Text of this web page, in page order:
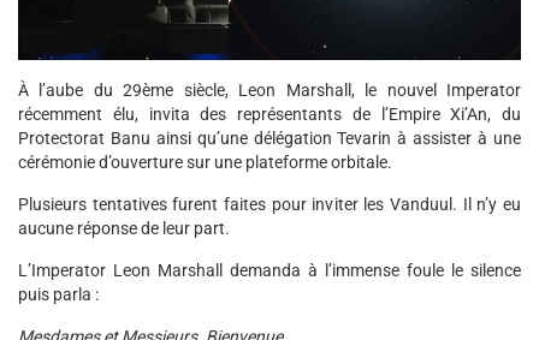
À l’aube du 29ème siècle, Leon Marshall, le nouvel Imperator
récemment élu, invita des représentants de l’Empire Xi’An, du
Protectorat Banu ainsi qu’une délégation Tevarin à assister à une
cérémonie d’ouverture sur une plateforme orbitale.
Plusieurs tentatives furent faites pour inviter les Vanduul. Il n’y eu
aucune réponse de leur part.
L’Imperator Leon Marshall demanda à l’immense foule le silence
puis parla :